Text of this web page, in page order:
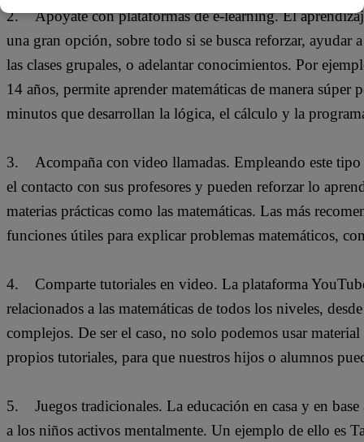
2. Apóyate con plataformas de e-learning. El
una gran opción, sobre todo si se busca reforzar,
las clases grupales, o adelantar conocimientos. Por
14 años, permite aprender matemáticas de manera súper
minutos que desarrollan la lógica, el cálculo y la
3. Acompaña con video llamadas. Empleando este
el contacto con sus profesores y pueden reforzar lo
materias prácticas como las matemáticas. Las más
funciones útiles para explicar problemas matemáticos,
4. Comparte tutoriales en video. La plataforma
relacionados a las matemáticas de todos los niveles,
complejos. De ser el caso, no solo podemos usar
propios tutoriales, para que nuestros hijos o alumnos
5. Juegos tradicionales. La educación en casa y en
a los niños activos mentalmente. Un ejemplo de ello es